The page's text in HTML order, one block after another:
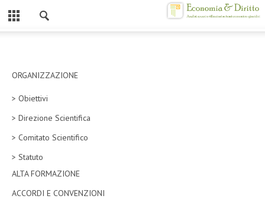
CHI SIAMO
MISSION
CONTATTI
ATTO COSTITUTIVO E STATUTO
ORGANIZZAZIONE
ORGANIZZAZIONE
> Obiettivi
> Direzione Scientifica
> Comitato Scientifico
> Statuto
ALTA FORMAZIONE
ACCORDI E CONVENZIONI